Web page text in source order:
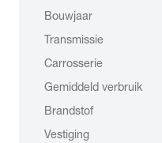
Bouwjaar
Transmissie
Carrosserie
Gemiddeld verbruik
Brandstof
Vestiging